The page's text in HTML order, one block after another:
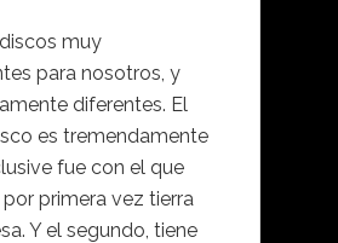
muy
para nosotros, y
diferentes. El
es tremendamente
fue con el que
primera vez tierra
Y el segundo, tiene